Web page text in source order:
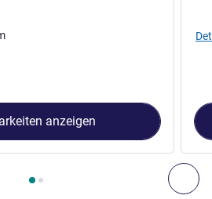
: DELUXE-ZIMMER, 1 Kingsize-
anzeigen